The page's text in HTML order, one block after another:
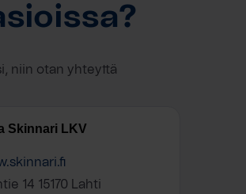
niin otan yhteyttä
Skinnari LKV
14 15170 Lahti